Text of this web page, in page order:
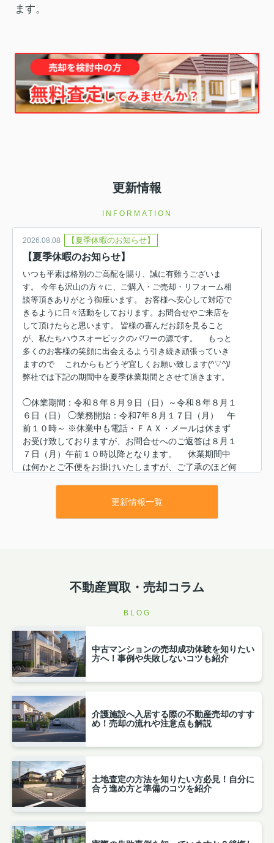
ます。
更新情報
INFORMATION
2026.08.08 【夏季休暇のお知らせ】
【夏季休暇のお知らせ】
いつも平素は格別のご高配を賜り、誠に有難うございま
す。 今年も沢山の方々に、ご購入・ご売却・リフォーム相
談等頂きありがとう御座います。 お客様へ安心して対応で
きるように日々活動をしております。お問合せやご来店を
して頂けたらと思います。 皆様の喜んだお顔を見ること
が、私たちハウスオービックのパワーの源です。 もっと
多くのお客様の笑顔に出会えるよう引き続き頑張っていき
ますので これからもどうぞ宜しくお願い致します(^▽^)/
弊社では下記の期間中を夏季休業期間とさせて頂きます。
◯休業期間：令和８年８月９日（日）～令和８年８月１
６日（日） ◯業務開始：令和7年８月１７日（月） 午
前１０時～ ※休業中も電話・ＦＡＸ・メールは休まず
お受け致しておりますが、お問合せへのご返答は８月１
７日（月）午前１０時以降となります。 休業期間中
は何かとご不便をお掛けいたしますが、ご了承のほど何
金買い取りや無料査定も随時しております。 まずはお
気軽に（無料）相談して下さいね♪【ﾌﾘｰﾀﾞｲﾔﾙ：0120-
平素は格別のご愛顧を賜り、誠にありがとうございま
誠に勝手ながら、当社ではゴールデンウィークに伴い、
下記の期間を休業とさせていただきます。
■休業期間
5月3日（日）～5月6日（水）
期間中にいただいたお問い合わせにつきましては、5月
7日（木）より順次対応させていただきます。
ほどよろしくお願い申し上げます。
2026.02.10
宇治西小倉学園の通学区域はどこ？
宇治市でお子さまの進学や住まい探
しを考えている方にとって、「宇治
西小倉学園 通学区域」は重要なポイ
し...
更新情報一覧
不動産買取・売却コラム
BLOG
中古マンションの売却成功体験を知りたい
方へ！事例や失敗しないコツも紹介
介護施設へ入居する際の不動産売却のすす
め！売却の流れや注意点も解説
土地査定の方法を知りたい方必見！自分に
合う進め方と準備のコツを紹介